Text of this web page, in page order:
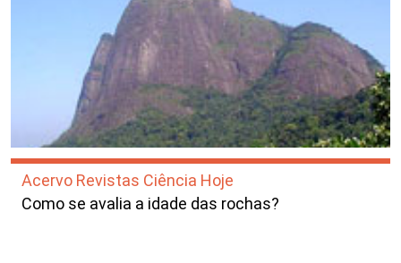
Acervo Revistas Ciência Hoje
Como se avalia a idade das rochas?